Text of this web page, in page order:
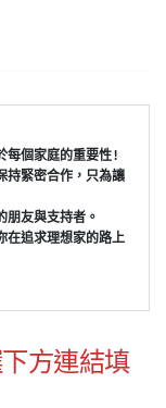
每個家庭的重要性!
朋友與支持者。
方連結填